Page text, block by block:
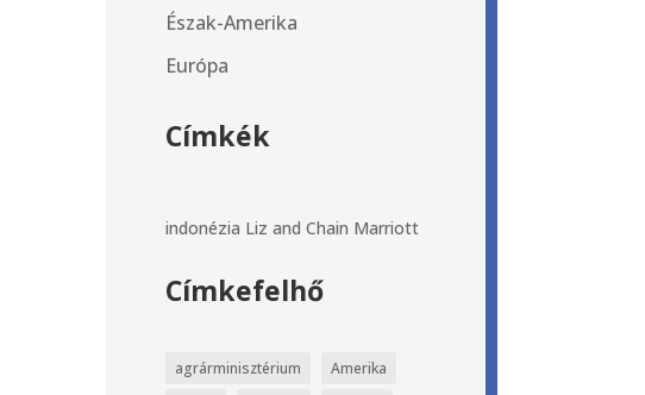
Észak-Amerika
Európa
Címkék
indonézia Liz and Chain Marriott
Címkefelhő
agrárminisztérium
Amerika